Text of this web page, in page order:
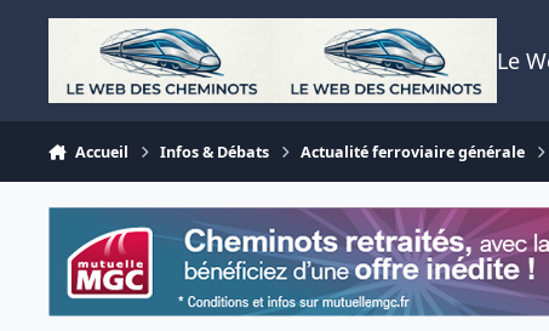
Aller au contenu
Le
Accueil Infos & Débats Actualité ferroviaire générale